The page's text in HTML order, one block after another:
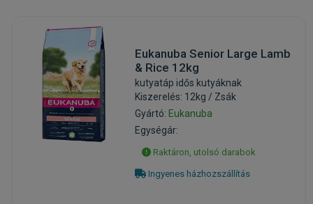
Eukanuba Senior Large Lamb
& Rice 12kg
kutyatáp idős kutyáknak
Kiszerelés: 12kg / Zsák
Gyártó: Eukanuba
Egységár:
Raktáron, utolsó darabok
Ingyenes házhozszállítás